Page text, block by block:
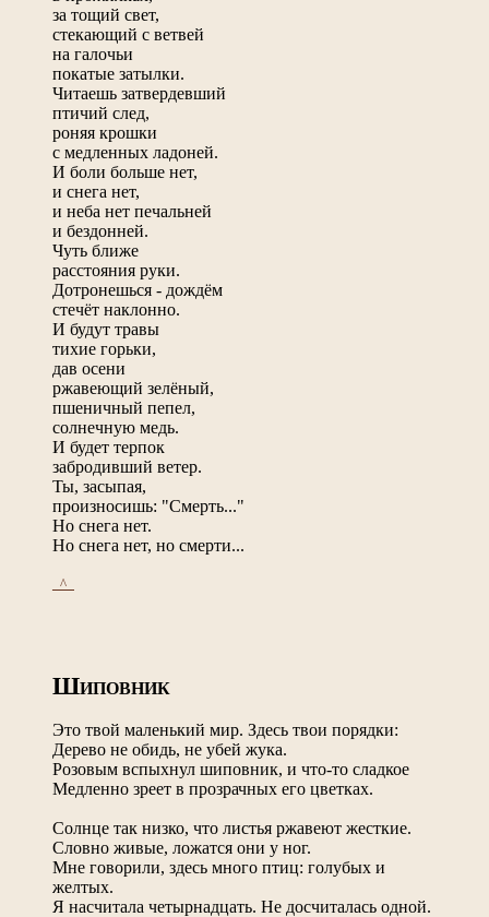
за тощий свет,
стекающий с ветвей
на галочьи
покатые затылки.
Читаешь затвердевший
птичий след,
роняя крошки
с медленных ладоней.
И боли больше нет,
и снега нет,
и неба нет печальней
и бездонней.
Чуть ближе
расстояния руки.
Дотронешься - дождём
стечёт наклонно.
И будут травы
тихие горьки,
дав осени
ржавеющий зелёный,
пшеничный пепел,
солнечную медь.
И будет терпок
забродивший ветер.
Ты, засыпая,
произносишь: "Смерть..."
Но снега нет.
Но снега нет, но смерти...
_^_
ШИПОВНИК
Это твой маленький мир. Здесь твои порядки:
Дерево не обидь, не убей жука.
Розовым вспыхнул шиповник, и что-то сладкое
Медленно зреет в прозрачных его цветках.
Солнце так низко, что листья ржавеют жесткие.
Словно живые, ложатся они у ног.
Мне говорили, здесь много птиц: голубых и
желтых.
Я насчитала четырнадцать. Не досчиталась одной.